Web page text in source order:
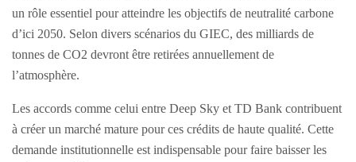
un rôle essentiel pour atteindre les objectifs de neutralité carbone
d’ici 2050. Selon divers scénarios du GIEC, des milliards de
tonnes de CO2 devront être retirées annuellement de
l’atmosphère.
Les accords comme celui entre Deep Sky et TD Bank contribuent
à créer un marché mature pour ces crédits de haute qualité. Cette
demande institutionnelle est indispensable pour faire baisser les